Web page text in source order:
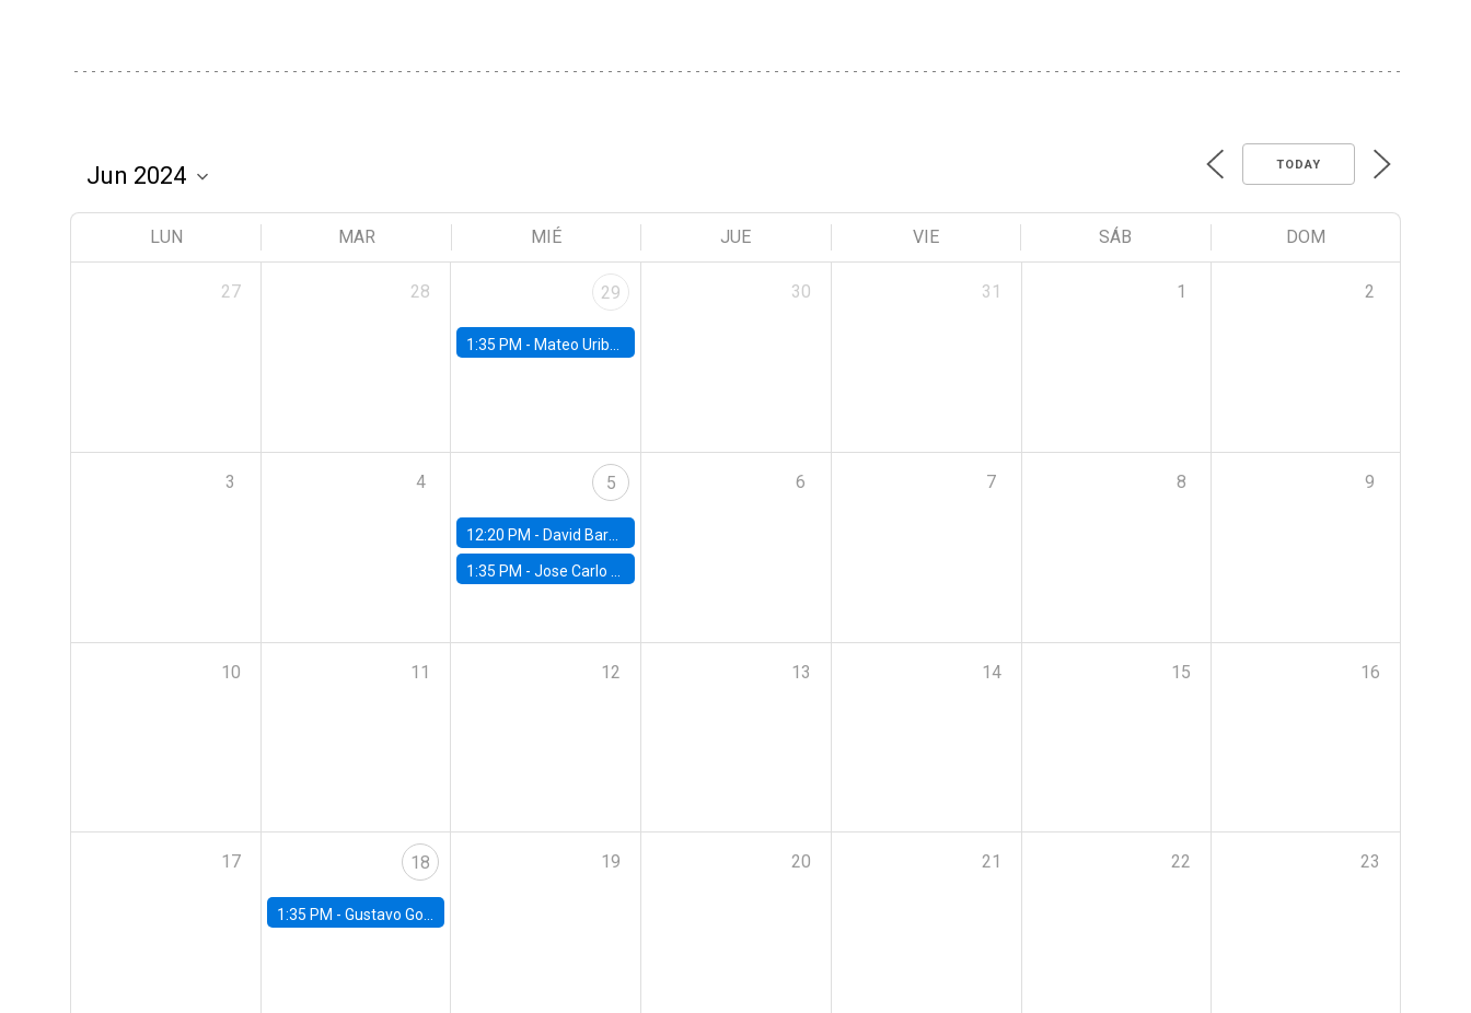
TODAY
LUN MAR MIÉ JUE VIE SÁB DOM
27 28 29
1:35 PM - Mateo Uribe-Castro, Universidad de los Andes (Colombia)
30 31 1 2
3 4 5
12:20 PM - David Bardey, Universidad de los Andes - CEDE
1:35 PM -Jose Carlo Bermudez, UC (ME) & World Bank
6 7 8 9
10 11 12 13 14 15 16
17 18
1:35 PM - Gustavo González, Banco Central de Chile
19 20 21 22 23